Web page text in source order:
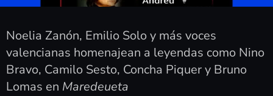
Noelia Zanón, Emilio Solo y más voces
valencianas homenajean a leyendas como Nino
Bravo, Camilo Sesto, Concha Piquer y Bruno
Lomas en Maredeueta